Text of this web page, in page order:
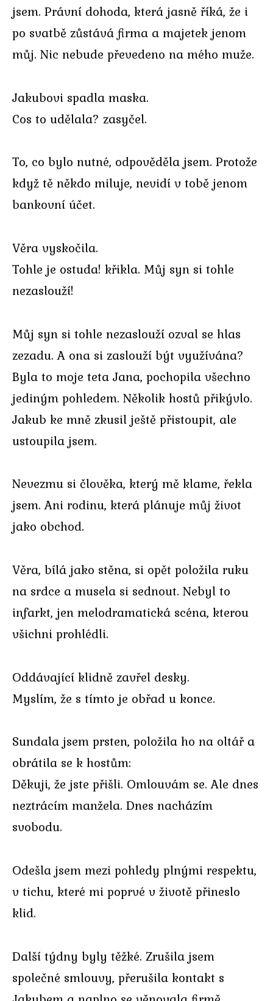
jsem. Právní dohoda, která jasně říká, že i
po svatbě zůstává firma a majetek jenom
můj. Nic nebude převedeno na mého muže.
Jakubovi spadla maska.
Cos to udělala? zasyčel.
To, co bylo nutné, odpověděla jsem. Protože
když tě někdo miluje, nevidí v tobě jenom
bankovní účet.
Věra vyskočila.
Tohle je ostuda! křikla. Můj syn si tohle
nezaslouží!
Můj syn si tohle nezaslouží ozval se hlas
zezadu. A ona si zaslouží být využívána?
Byla to moje teta Jana, pochopila všechno
jediným pohledem. Několik hostů přikývlo.
Jakub ke mně zkusil ještě přistoupit, ale
ustoupila jsem.
Nevezmu si člověka, který mě klame, řekla
jsem. Ani rodinu, která plánuje můj život
jako obchod.
Věra, bílá jako stěna, si opět položila ruku
na srdce a musela si sednout. Nebyl to
infarkt, jen melodramatická scéna, kterou
všichni prohlédli.
Oddávající klidně zavřel desky.
Myslím, že s tímto je obřad u konce.
Sundala jsem prsten, položila ho na oltář a
obrátila se k hostům:
Děkuji, že jste přišli. Omlouvám se. Ale dnes
neztrácím manžela. Dnes nacházím
svobodu.
Odešla jsem mezi pohledy plnými respektu,
v tichu, které mi poprvé v životě přineslo
klid.
Další týdny byly těžké. Zrušila jsem
společné smlouvy, přerušila kontakt s